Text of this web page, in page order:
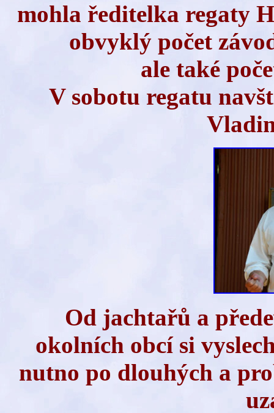
mohla ředitelka regaty
obvyklý počet
ale také
V sobotu regatu
Od jachtařů a
okolních obcí si
nutno po dlouhých a